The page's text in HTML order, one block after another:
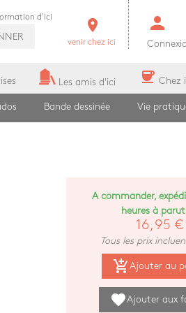
d'ici room
venir chez ici
person
Les amis d'ici coffee Chez
Bande dessinée Vie
A commander,
heures à
16,95 €
Tous les prix
add_shopping_cart Ajouter au
favoriteAjouter aux